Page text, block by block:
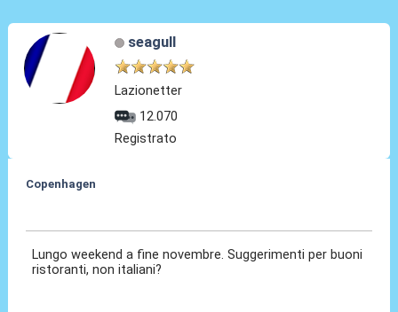
seagull
Lazionetter
12.070
Registrato
Copenhagen
Lungo weekend a fine novembre. Suggerimenti per buoni
ristoranti, non italiani?